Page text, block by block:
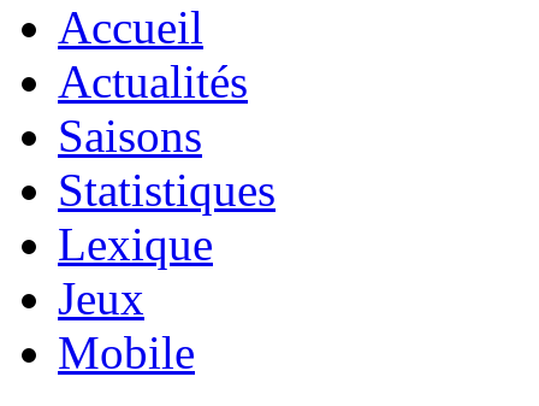
Accueil
Actualités
Saisons
Statistiques
Lexique
Jeux
Mobile